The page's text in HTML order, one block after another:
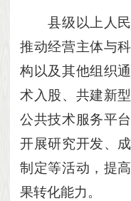
县级以上人民
推动经营主体与
构以及其他组织
术入股、共建新
公共技术服务平
开展研究开发、
制定等活动，提
果转化能力。